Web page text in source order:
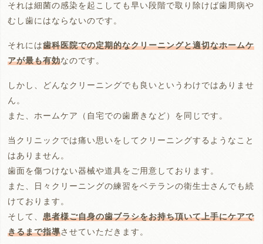
それは細菌の感染を起こしても早い段階で取り除けば歯周病や
むし歯にはならないのです。
それには歯科医院での定期的なクリーニングと適切なホームケ
アが最も有効なのです。
しかし、どんなクリーニングでも良いというわけではありませ
ん。
また、ホームケア（自宅での歯磨きなど）を同じです。
当クリニックでは痛い思いをしてクリーニングするようなこと
はありません。
歯面を傷つけない器械や道具をご用意しております。
また、日々クリーニングの練習をベテランの衛生士さんでも続
けております。
そして、 患者様ご自身の歯ブラシをお持ち頂いて上手にケアで
きるまで指導させていただきます。